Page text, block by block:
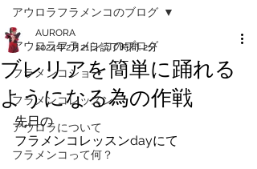
アウロラフラメンコのブログ
フラメンコショー
フラメンコレッスン
アウロラについて
フラメンコって何？
アウロラフラメンコのブログ
ブレリアを簡単に踊れる
ようになる為の作戦
AURORA
2024年2月21日読了時間: 2分
先日の
フラメンコレッスンdayにて